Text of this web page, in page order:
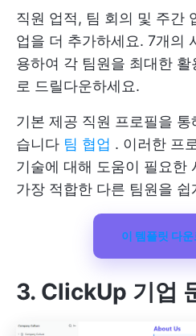
직원 업적, 팀 회의 및 주간
업을 더 추가하세요. 7개의
용하여 각 팀원을 최대한
로 드릴다운하세요.
기본 제공 직원 프로필을
습니다 팀 협업 . 이러한 프
기술에 대해 도움이 필요한
가장 적합한 다른 팀원을
이 템플릿 다
3. ClickUp 기업